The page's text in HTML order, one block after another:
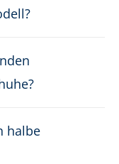
halbe